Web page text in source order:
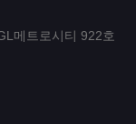
메트로시티 922호